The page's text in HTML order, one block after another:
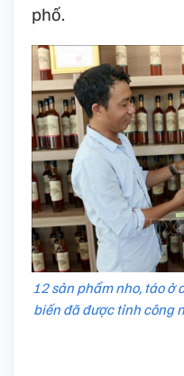
phố.
12 sản phẩm nho, táo ở
biến đã được tỉnh công